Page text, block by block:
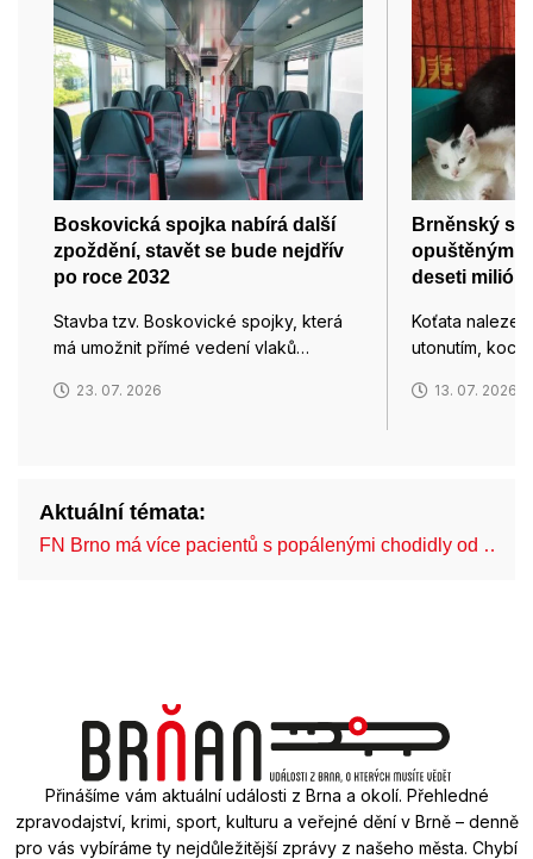
Boskovická spojka nabírá další
zpoždění, stavět se bude nejdřív
po roce 2032
Stavba tzv. Boskovické spojky, která
má umožnit přímé vedení vlaků…
23. 07. 2026
Brněnský
opuštěným
deseti
Koťata
utonutím,
13. 07. 2026
Aktuální témata:
FN Brno má více pacientů s popálenými chodidly od …
Přinášíme vám aktuální události z Brna a okolí. Přehledné
zpravodajství, krimi, sport, kulturu a veřejné dění v Brně – denně
pro vás vybíráme ty nejdůležitější zprávy z našeho města. Chybí